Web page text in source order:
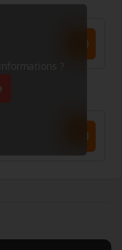
?